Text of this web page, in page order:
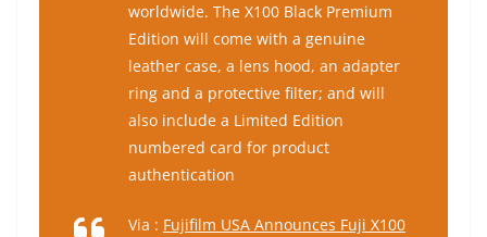
worldwide. The X100 Black Premium
Edition will come with a genuine
leather case, a lens hood, an adapter
ring and a protective filter; and will
also include a Limited Edition
numbered card for product
authentication
Via : Fujifilm USA Announces Fuji X100